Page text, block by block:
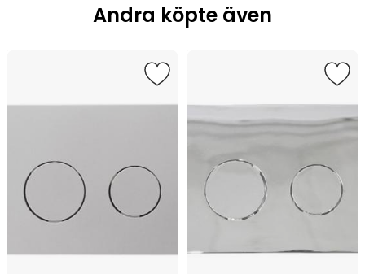
Andra köpte även